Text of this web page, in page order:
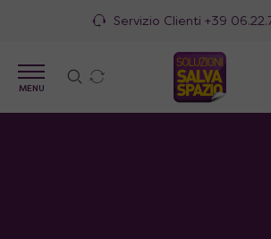
Servizio Clienti+39 06.22.77.21.12
MENU